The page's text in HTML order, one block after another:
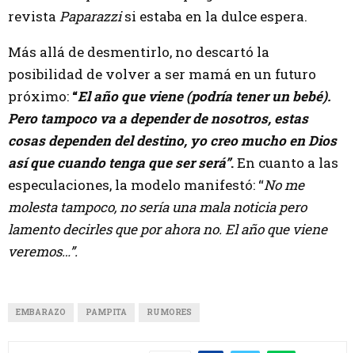
revista Paparazzisi estaba en la dulce espera.
Más allá de desmentirlo, no descartó la
posibilidad de volver a ser mamá en un futuro
próximo: “El año que viene (podría tener un bebé).
Pero tampoco va a depender de nosotros, estas
cosas dependen del destino, yo creo mucho en Dios
así que cuando tenga que ser será”.En cuanto a las
especulaciones, la modelo manifestó: “No me
molesta tampoco, no sería una mala noticia pero
lamento decirles que por ahora no. El año que viene
veremos…”.
EMBARAZO PAMPITA RUMORES